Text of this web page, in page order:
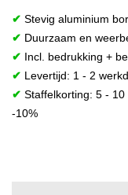
✔ Stevig aluminium
✔ Duurzaam en
✔ Incl. bedrukking +
✔ Levertijd: 1 - 2
✔ Staffelkorting: 5 -
-10%